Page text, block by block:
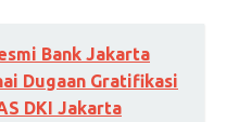
Bank Jakarta
Dugaan Gratifikasi
DKI Jakarta